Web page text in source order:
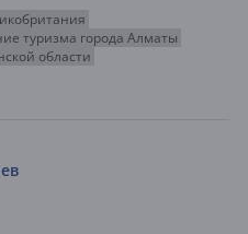
туризма города Алматы
области